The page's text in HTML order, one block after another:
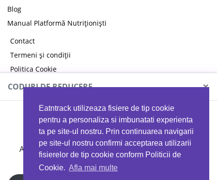
Eatntrack utilizeaza fisiere de tip cookie
pentru a personaliza si imbunatati experienta
ta pe site-ul nostru. Prin continuarea navigarii
pe site-ul nostru confirmi acceptarea utilizarii
fisierelor de tip cookie conform Politicii de
Cookie. Afla mai multe
Blog
Manual Platformă Nutriționiști
Contact
Termeni și condiții
Politica Cookie
Politica de confidențialitate
CODURI DE REDUCERE ×
MYPROTEIN
Ai 40%reducere la orice comandă folosind codul
EATTRACK